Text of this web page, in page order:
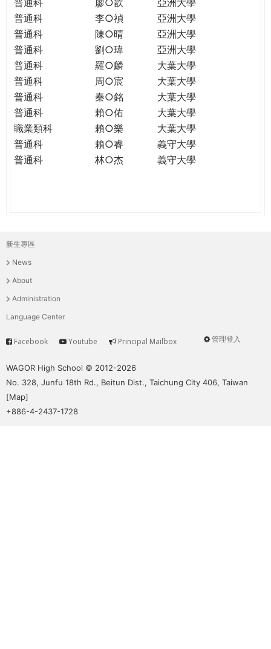
普通科
李○禎
亞洲大學
普通科
陳○晴
亞洲大學
普通科
劉○瑋
亞洲大學
普通科
羅○麟
大葉大學
普通科
周○宸
大葉大學
普通科
秦○銘
大葉大學
普通科
賴○佑
大葉大學
職業類科
賴○樂
大葉大學
普通科
賴○睿
義守大學
普通科
林○杰 義守大學
主
選
單
新生專區
News
About
Administration
Language Center
User
管理登入
Service
Facebook Youtube Principal Mailbox
WAGOR High School © 2012-2026
No. 328, Junfu 18th Rd., Beitun Dist., Taichung City 406, Taiwan
[Map]
+886-4-2437-1728